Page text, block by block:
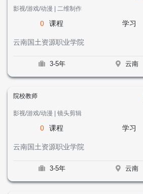
影视/游戏/动漫 | 二维制作
0 课程 学习
云南国土资源职业学院
3-5年 云南
院校教师
影视/游戏/动漫 | 镜头剪辑
0 课程 学习
云南国土资源职业学院
3-5年 云南